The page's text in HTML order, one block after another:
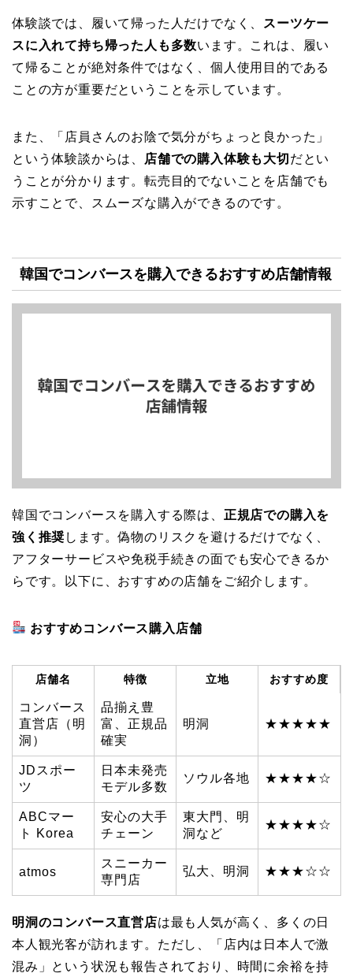
体験談では、履いて帰った人だけでなく、
スーツケー
スに入れて持ち帰った人も多数います。これは、履い
て帰ることが絶対条件ではなく、個人使用目的である
ことの方が重要だということを示しています。
また、「店員さんのお陰で気分がちょっと良かった」
という体験談からは、
店舗での購入体験も大切 だとい
うことが分かります。転売目的でないことを店舗でも
示すことで、スムーズな購入ができるのです。
韓国でコンバースを購入できるおすすめ店舗情報
韓国でコンバースを購入する際は、 正規店での購入を
強く推奨 します。偽物のリスクを避けるだけでなく、
アフターサービスや免税手続きの面でも安心できるか
らです。以下に、おすすめの店舗をご紹介します。
おすすめコンバース購入店舗
店舗名 特徴 立地 おすすめ度
コンバース
直営店（明
洞）
品揃え豊
富、正規品
確実
明洞 ★★★★★
JDスポー
ツ
日本未発売
モデル多数
ソウル各地 ★★★★☆
ABCマー
ト Korea
安心の大手
チェーン
東大門、明
洞など
★★★★☆
atmos
スニーカー
専門店
弘大、明洞 ★★★☆☆
明洞のコンバース直営店は最も人気が高く、多くの日
本人観光客が訪れます。ただし、「店内は日本人で激
混み」という状況も報告されており、時間に余裕を持